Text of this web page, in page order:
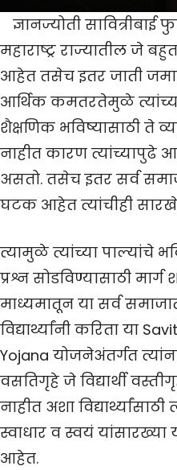
ज्ञानज्योती
महाराष्ट्र राज्यातील जे
आहेत तसेच इतर जाती
आर्थिक कमतरतेमुळे
शैक्षणिक भविष्यासाठी ते
नाहीत कारण त्यांच्यापुढे
असतो. तसेच इतर सर्व
घटक आहेत त्यांचीही
त्यामुळे त्यांच्या पाल्यांचे
प्रश्न सोडविण्यासाठी
माध्यमातून या सर्व
विद्यार्थ्यांनी करिता या
Yojana योजनेअंतर्गत
वसतिगृहे जे विद्यार्थी
नाहीत अशा
स्वाधार व स्वयं यांसारख्या
आहेत.